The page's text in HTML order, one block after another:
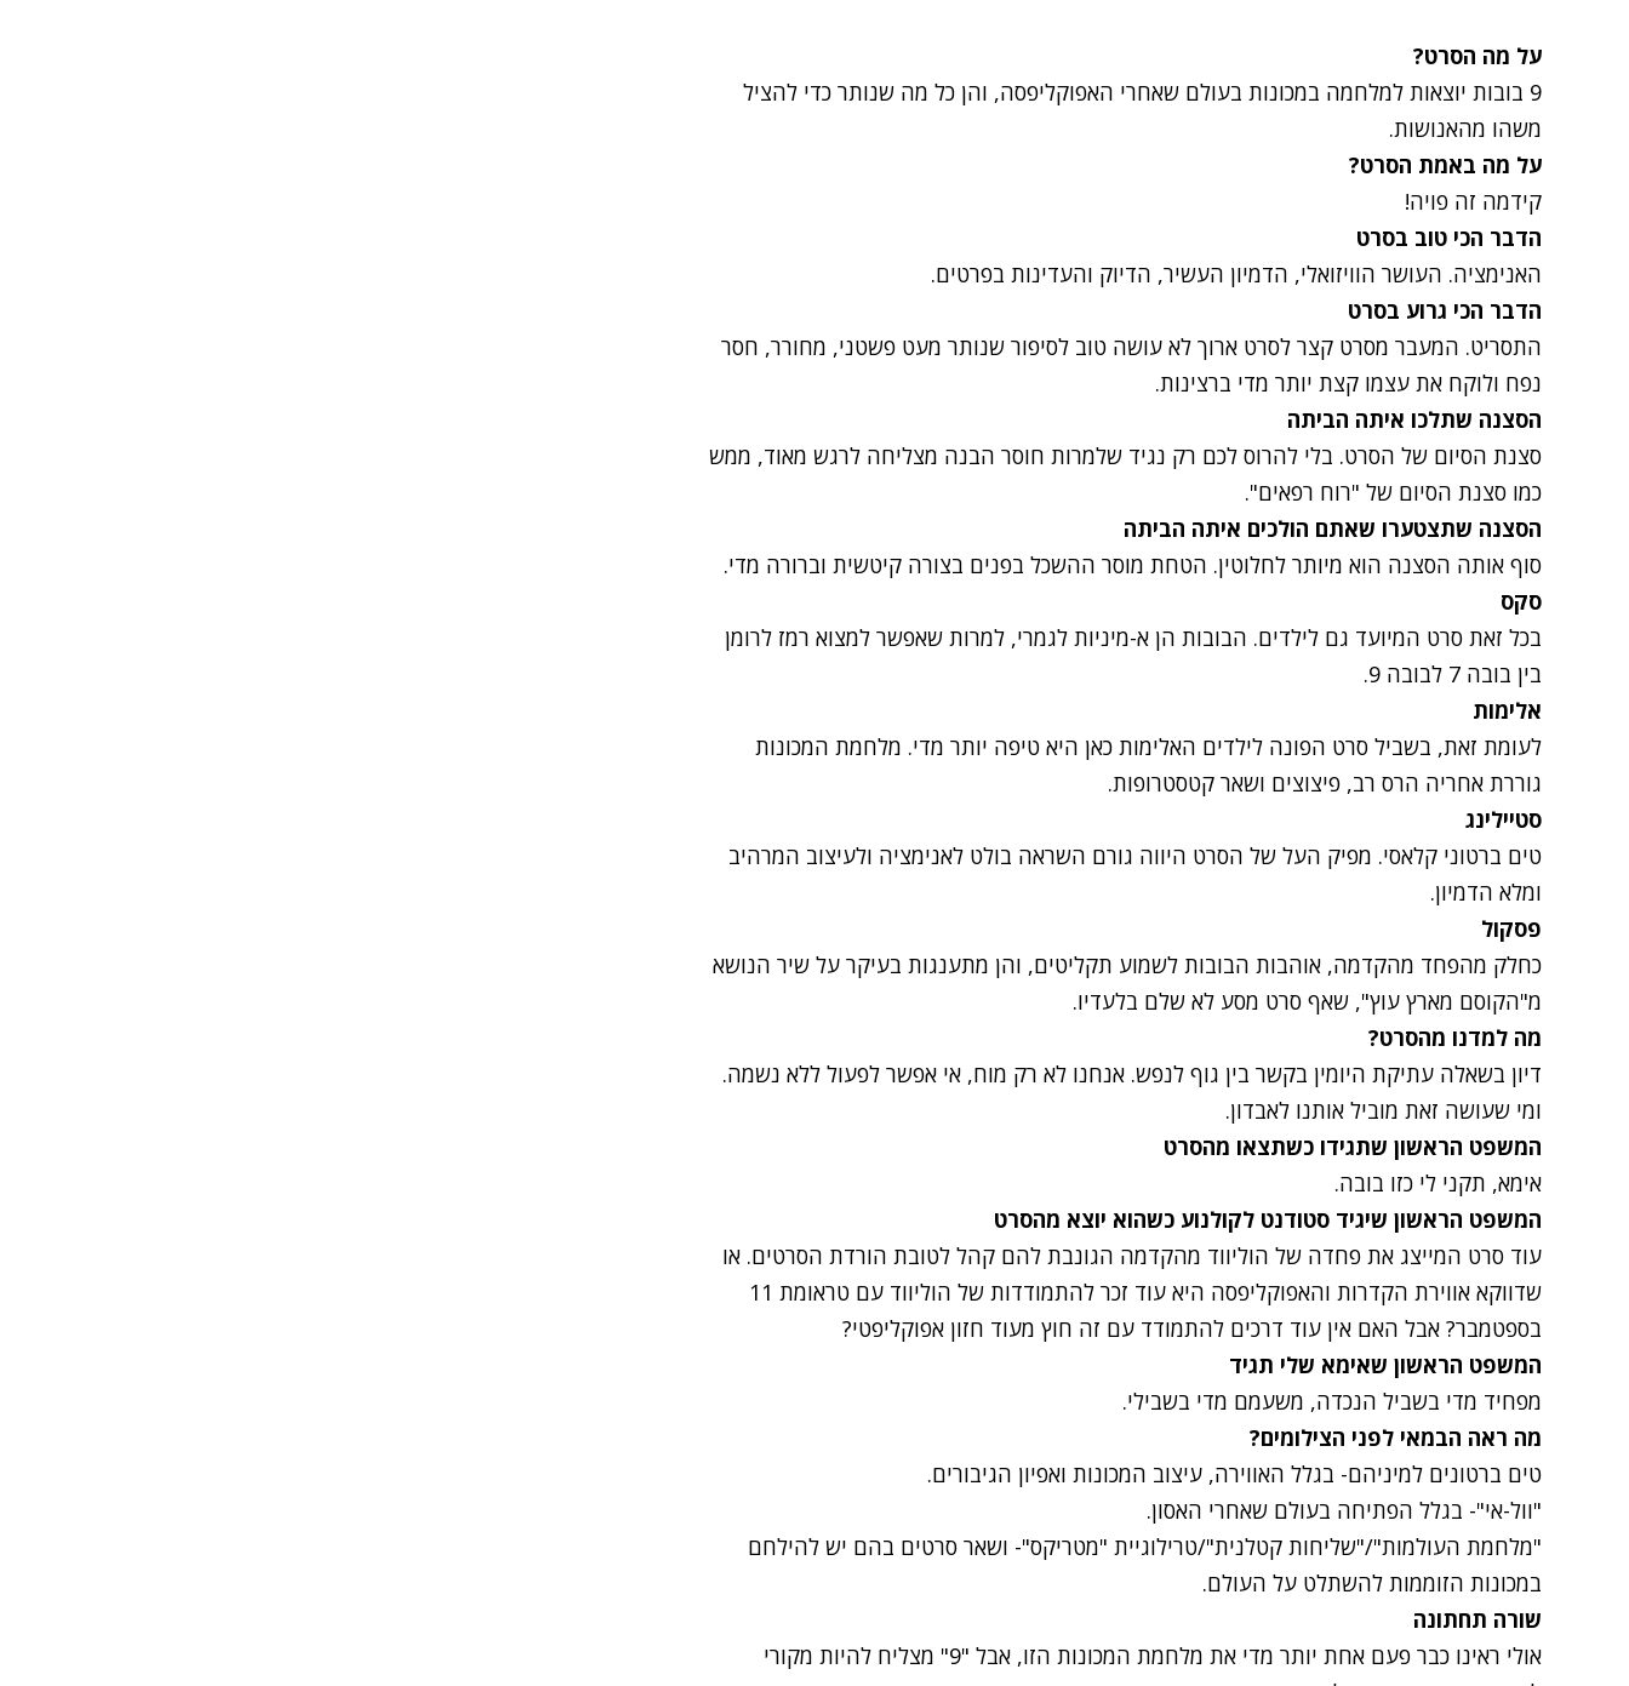
על מה הסרט?
9 בובות יוצאות למלחמה במכונות בעולם שאחרי האפוקליפסה, והן כל מה שנותר כדי להציל
משהו מהאנושות.
על מה באמת הסרט?
קידמה זה פויה!
הדבר הכי טוב בסרט
האנימציה. העושר הוויזואלי, הדמיון העשיר, הדיוק והעדינות בפרטים.
הדבר הכי גרוע בסרט
התסריט. המעבר מסרט קצר לסרט ארוך לא עושה טוב לסיפור שנותר מעט פשטני, מחורר, חסר
נפח ולוקח את עצמו קצת יותר מדי ברצינות.
הסצנה שתלכו איתה הביתה
סצנת הסיום של הסרט. בלי להרוס לכם רק נגיד שלמרות חוסר הבנה מצליחה לרגש מאוד, ממש
כמו סצנת הסיום של "רוח רפאים".
הסצנה שתצטערו שאתם הולכים איתה הביתה
סוף אותה הסצנה הוא מיותר לחלוטין. הטחת מוסר ההשכל בפנים בצורה קיטשית וברורה מדי.
סקס
בכל זאת סרט המיועד גם לילדים. הבובות הן א-מיניות לגמרי, למרות שאפשר למצוא רמז לרומן
בין בובה 7 לבובה 9.
אלימות
לעומת זאת, בשביל סרט הפונה לילדים האלימות כאן היא טיפה יותר מדי. מלחמת המכונות
גוררת אחריה הרס רב, פיצוצים ושאר קטסטרופות.
סטיילינג
טים ברטוני קלאסי. מפיק העל של הסרט היווה גורם השראה בולט לאנימציה ולעיצוב המרהיב
ומלא הדמיון.
פסקול
כחלק מהפחד מהקדמה, אוהבות הבובות לשמוע תקליטים, והן מתענגות בעיקר על שיר הנושא
מ"הקוסם מארץ עוץ", שאף סרט מסע לא שלם בלעדיו.
מה למדנו מהסרט?
דיון בשאלה עתיקת היומין בקשר בין גוף לנפש. אנחנו לא רק מוח, אי אפשר לפעול ללא נשמה.
ומי שעושה זאת מוביל אותנו לאבדון.
המשפט הראשון שתגידו כשתצאו מהסרט
אימא, תקני לי כזו בובה.
המשפט הראשון שיגיד סטודנט לקולנוע כשהוא יוצא מהסרט
עוד סרט המייצג את פחדה של הוליווד מהקדמה הגונבת להם קהל לטובת הורדת הסרטים. או
שדווקא אווירת הקדרות והאפוקליפסה היא עוד זכר להתמודדות של הוליווד עם טראומת 11
בספטמבר? אבל האם אין עוד דרכים להתמודד עם זה חוץ מעוד חזון אפוקליפטי?
המשפט הראשון שאימא שלי תגיד
מפחיד מדי בשביל הנכדה, משעמם מדי בשבילי.
מה ראה הבמאי לפני הצילומים?
טים ברטונים למיניהם- בגלל האווירה, עיצוב המכונות ואפיון הגיבורים.
"וול-אי"- בגלל הפתיחה בעולם שאחרי האסון.
"מלחמת העולמות"/"שליחות קטלנית"/טרילוגיית "מטריקס"- ושאר סרטים בהם יש להילחם
במכונות הזוממות להשתלט על העולם.
שורה תחתונה
אולי ראינו כבר פעם אחת יותר מדי את מלחמת המכונות הזו, אבל "9" מצליח להיות מקורי